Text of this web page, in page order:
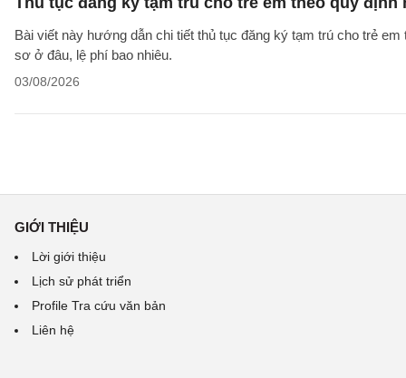
Bài viết này hướng dẫn chi tiết thủ tục đăng ký tạm trú cho trẻ
sơ ở đâu, lệ phí bao nhiêu.
03/08/2026
GIỚI THIỆU
Lời giới thiệu
Lịch sử phát triển
Profile Tra cứu văn bản
Liên hệ